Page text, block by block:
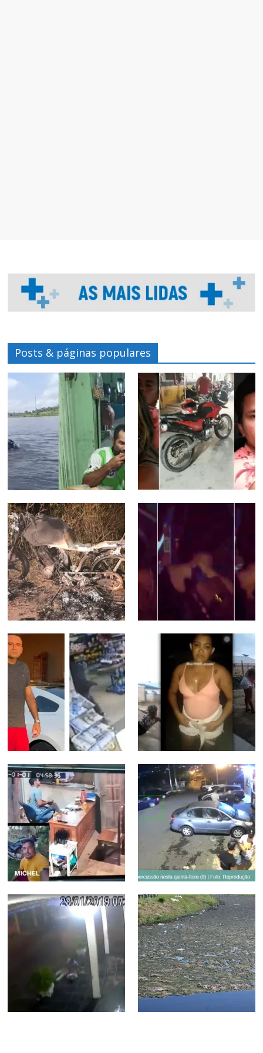
Posts & páginas populares